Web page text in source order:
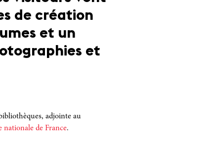
de création
et un
et
adjointe au
nationale de France.